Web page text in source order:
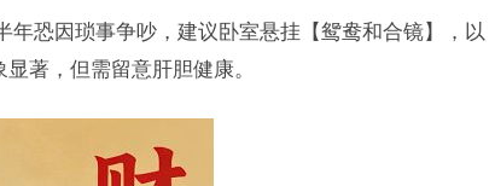
年恐因琐事争吵，建议卧室悬挂【鸳鸯和合镜】，以
著，但需留意肝胆健康。